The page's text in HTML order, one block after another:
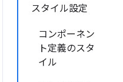
スタイル設定
コンポーネン
ト定義のスタ
イル